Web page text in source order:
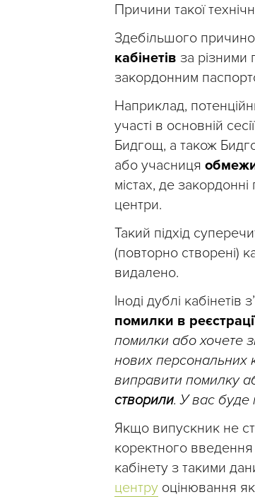
Причини такої
Здебільшого
кабінетів за різними
закордонним
Наприклад,
участі в основній
Бидгощ, а також
або учасниця
містах, де
центри.
Такий підхід
(повторно створені)
видалено.
Іноді дублі
помилки в
помилки або хочете
нових персональних
виправити помилку
створили. У вас буде
Якщо випускник не
коректного
кабінету з такими
центру оцінювання